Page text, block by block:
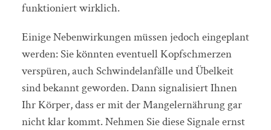
funktioniert wirklich.
Einige Nebenwirkungen müssen jedoch eingeplant
werden: Sie könnten eventuell Kopfschmerzen
verspüren, auch Schwindelanfälle und Übelkeit
sind bekannt geworden. Dann signalisiert Ihnen
Ihr Körper, dass er mit der Mangelernährung gar
nicht klar kommt. Nehmen Sie diese Signale ernst